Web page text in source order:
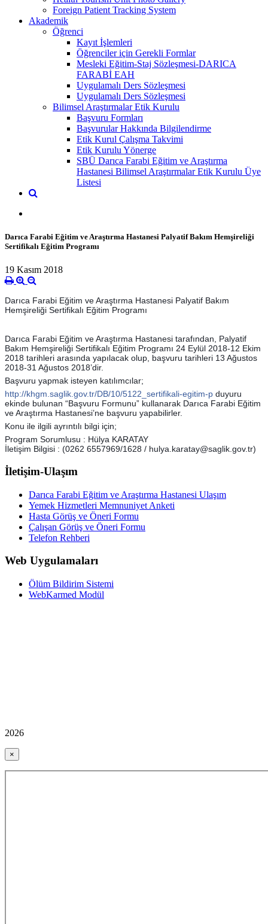
Foreign Patient Tracking System
Akademik
Öğrenci
Kayıt İşlemleri
Öğrenciler için Gerekli Formlar
Mesleki Eğitim-Staj Sözleşmesi-DARICA
FARABİ EAH
Uygulamalı Ders Sözleşmesi
Uygulamalı Ders Sözleşmesi
Bilimsel Araştırmalar Etik Kurulu
Başvuru Formları
Başvurular Hakkında Bilgilendirme
Etik Kurul Çalışma Takvimi
Etik Kurulu Yönerge
SBÜ Darıca Farabi Eğitim ve Araştırma
Hastanesi Bilimsel Araştırmalar Etik Kurulu Üye
Listesi
Darıca Farabi Eğitim ve Araştırma Hastanesi Palyatif Bakım Hemşireliği
Sertifikalı Eğitim Programı
19 Kasım 2018
Darıca Farabi Eğitim ve Araştırma Hastanesi Palyatif Bakım
Hemşireliği Sertifikalı Eğitim Programı
Darıca Farabi Eğitim ve Araştırma Hastanesi tarafından, Palyatif
Bakım Hemşireliği Sertifikalı Eğitim Programı 24 Eylül 2018-12 Ekim
2018 tarihleri arasında yapılacak olup, başvuru tarihleri 13 Ağustos
2018-31 Ağustos 2018’dir.
Başvuru yapmak isteyen katılımcılar;
http://khgm.saglik.gov.tr/DB/10/5122_sertifikali-egitim-p duyuru
ekinde bulunan “Başvuru Formunu” kullanarak Darıca Farabi Eğitim
ve Araştırma Hastanesi’ne başvuru yapabilirler.
Konu ile ilgili ayrıntılı bilgi için;
Program Sorumlusu : Hülya KARATAY
İletişim Bilgisi : (0262 6557969/1628 / hulya.karatay@saglik.gov.tr)
İletişim-Ulaşım
Darıca Farabi Eğitim ve Araştırma Hastanesi Ulaşım
Yemek Hizmetleri Memnuniyet Anketi
Hasta Görüş ve Öneri Formu
Çalışan Görüş ve Öneri Formu
Telefon Rehberi
Web Uygulamaları
Ölüm Bildirim Sistemi
WebKarmed Modül
2026
×